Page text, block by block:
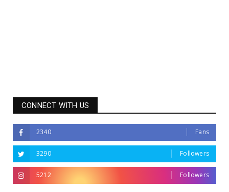
CONNECT WITH US
2340 Fans
3290 Followers
5212 Followers